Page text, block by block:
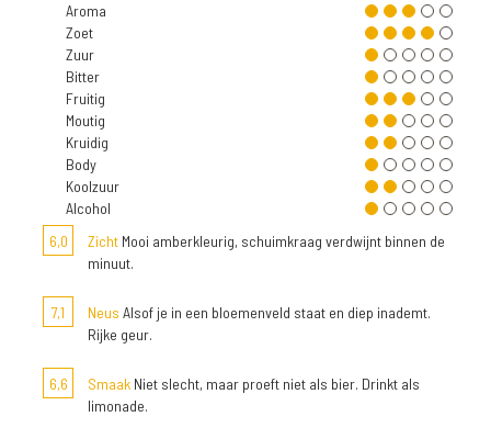
Aroma
Zoet
Zuur
Bitter
Fruitig
Moutig
Kruidig
Body
Koolzuur
Alcohol
6,0
Zicht Mooi amberkleurig, schuimkraag verdwijnt binnen de
minuut.
7,1 Neus Alsof je in een bloemenveld staat en diep inademt.
Rijke geur.
6,6 Smaak Niet slecht, maar proeft niet als bier. Drinkt als
limonade.